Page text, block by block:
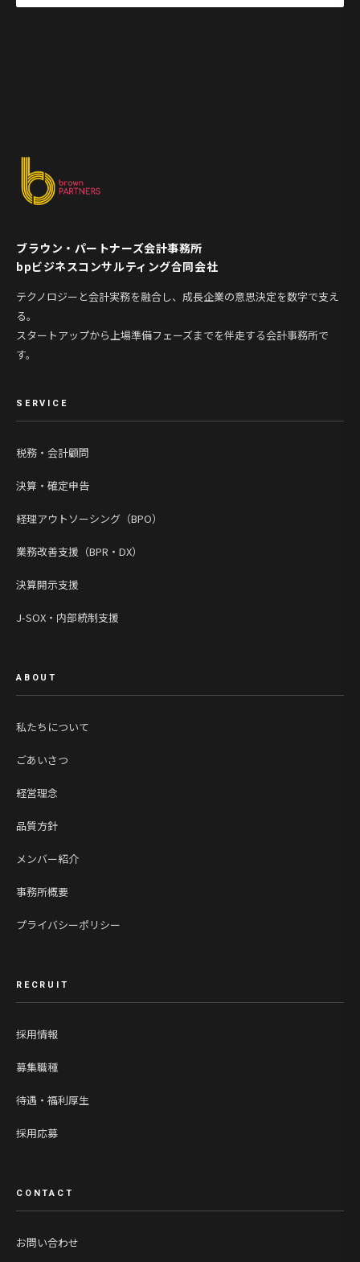
ブラウン・パートナーズ会計事務所
bpビジネスコンサルティング合同会社
テクノロジーと会計実務を融合し、成長企業の意思決定を数字で支え
る。
スタートアップから上場準備フェーズまでを伴走する会計事務所で
す。
SERVICE
税務・会計顧問
決算・確定申告
経理アウトソーシング（BPO）
業務改善支援（BPR・DX）
決算開示支援
J-SOX・内部統制支援
ABOUT
私たちについて
ごあいさつ
経営理念
品質方針
メンバー紹介
事務所概要
プライバシーポリシー
RECRUIT
採用情報
募集職種
待遇・福利厚生
採用応募
CONTACT
お問い合わせ